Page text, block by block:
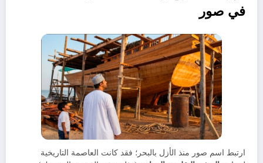
في صور
​ارتبط اسم صور منذ الأزل بالبحر؛ فقد كانت العاصمة التاريخية